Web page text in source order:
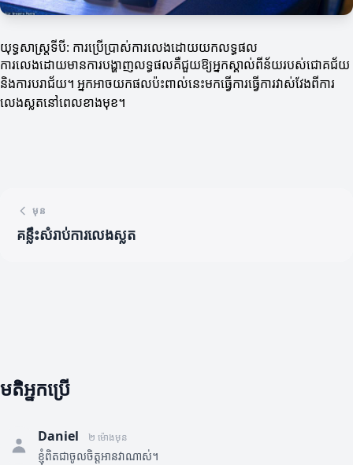
យុទ្ធសាស្ត្រទីបី: ការប្រើប្រាស់ការលេងដោយយកលទ្ធផល
ការលេងដោយមានការបង្ហាញលទ្ធផលគឺជួយឱ្យអ្នកស្គាល់ពីន័យរបស់ជោគជ័យ
និងការបរាជ័យ។ អ្នកអាចយកផលប៉ះពាល់នេះមកធ្វើការធ្វើការវាស់វែងពីការ
លេងស្លតនៅពេលខាងមុខ។
មុន
គន្លឹះសំរាប់ការលេងស្លត
មតិអ្នកប្រើ
Daniel ២ ម៉ោងមុន
ខ្ញុំពិតជាចូលចិត្តអានវាណាស់។